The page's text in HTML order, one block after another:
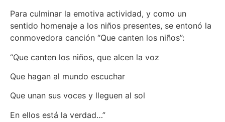
Para culminar la emotiva actividad, y como un
sentido homenaje a los niños presentes, se entonó la
conmovedora canción “Que canten los niños”:
“Que canten los niños, que alcen la voz
Que hagan al mundo escuchar
Que unan sus voces y lleguen al sol
En ellos está la verdad…”